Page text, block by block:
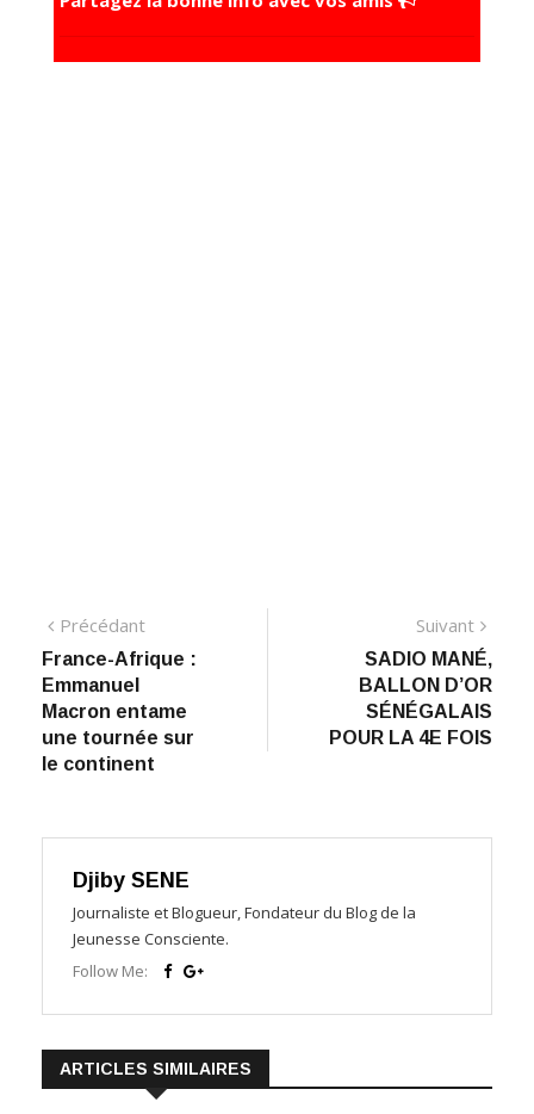
Navigation
de
l’article
PrécédantPrécédant:
France-Afrique :
Emmanuel
Macron entame
une tournée sur
le continent
Suivant
SADIO MANÉ,
BALLON D’OR
SÉNÉGALAIS
POUR LA 4E FOIS
Djiby SENE
Journaliste et Blogueur, Fondateur du Blog de la
Jeunesse Consciente.
Follow Me:
ARTICLES SIMILAIRES